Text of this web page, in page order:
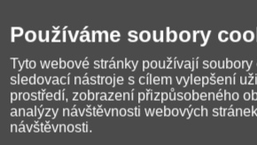
neobsahuje škodlivé BPA. (Pozor: nepatří
mikrovlnky). Splňuje všechny hygienické
Zdravá láhev (0,5 l): Díky automatickému
proti rozlití zůstanou učebnice v suchu.
tvar zaručují, že nevyklouzne z ruky. Má i
Používáme soubory
Tyto webové stránky používají
sledovací nástroje s cílem vylepšení
prostředí, zobrazení přizpůsobeného
analýzy návštěvnosti webových
návštěvnosti.